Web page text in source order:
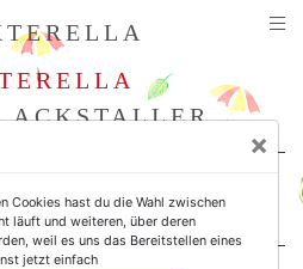
ACKSTALLER
Not Girls.
×
Cookies hast du die Wahl zwischen
läuft und weiteren, über deren
weil es uns das Bereitstellen eines
jetzt einfach